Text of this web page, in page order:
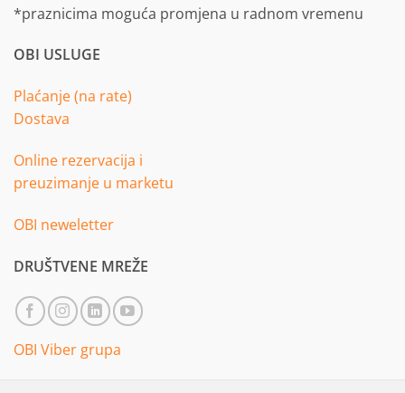
*praznicima moguća promjena u radnom vremenu
OBI USLUGE
Plaćanje (na rate)
Dostava
Online rezervacija i
preuzimanje u marketu
OBI neweletter
DRUŠTVENE MREŽE
OBI Viber grupa